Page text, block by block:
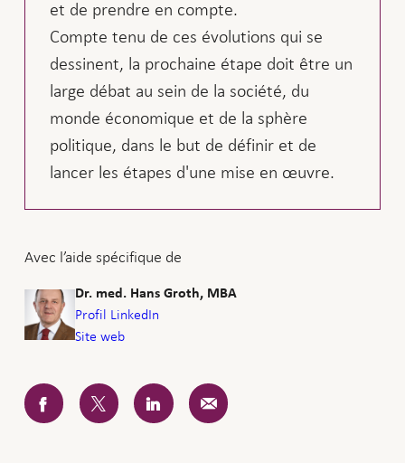
et de prendre en compte.
Compte tenu de ces évolutions qui se
dessinent, la prochaine étape doit être un
large débat au sein de la société, du
monde économique et de la sphère
politique, dans le but de définir et de
lancer les étapes d'une mise en œuvre.
Avec l’aide spécifique de
Dr. med. Hans Groth, MBA
Profil LinkedIn
Site web